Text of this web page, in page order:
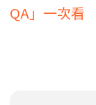
QA」一次看